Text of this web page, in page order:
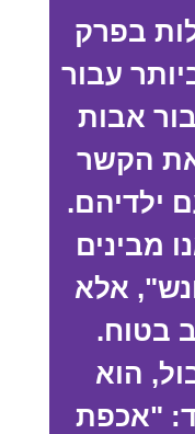
בפרק
עבור
אבות
הקשר
ילדיהם.
מבינים
אלא
בטוח.
הוא
"אכפת